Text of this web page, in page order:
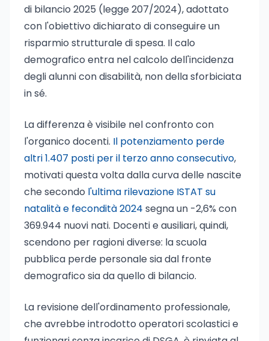
di bilancio 2025 (legge 207/2024), adottato
con l'obiettivo dichiarato di conseguire un
risparmio strutturale di spesa. Il calo
demografico entra nel calcolo dell'incidenza
degli alunni con disabilità, non della sforbiciata
in sé.
La differenza è visibile nel confronto con
l'organico docenti. Il potenziamento perde
altri 1.407 posti per il terzo anno consecutivo,
motivati questa volta dalla curva delle nascite
che secondo l'ultima rilevazione ISTAT su
natalità e fecondità 2024 segna un -2,6% con
369.944 nuovi nati. Docenti e ausiliari, quindi,
scendono per ragioni diverse: la scuola
pubblica perde personale sia dal fronte
demografico sia da quello di bilancio.
La revisione dell'ordinamento professionale,
che avrebbe introdotto operatori scolastici e